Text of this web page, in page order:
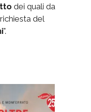
dei quali da
del
".